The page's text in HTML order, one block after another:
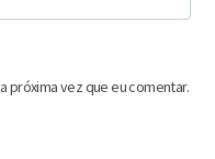
próxima vez que eu comentar.